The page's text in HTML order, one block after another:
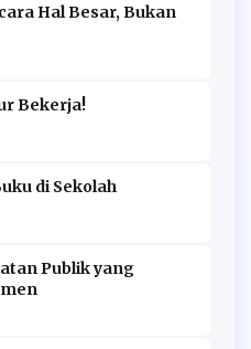
Hal Besar, Bukan
Bekerja!
di Sekolah
Publik yang